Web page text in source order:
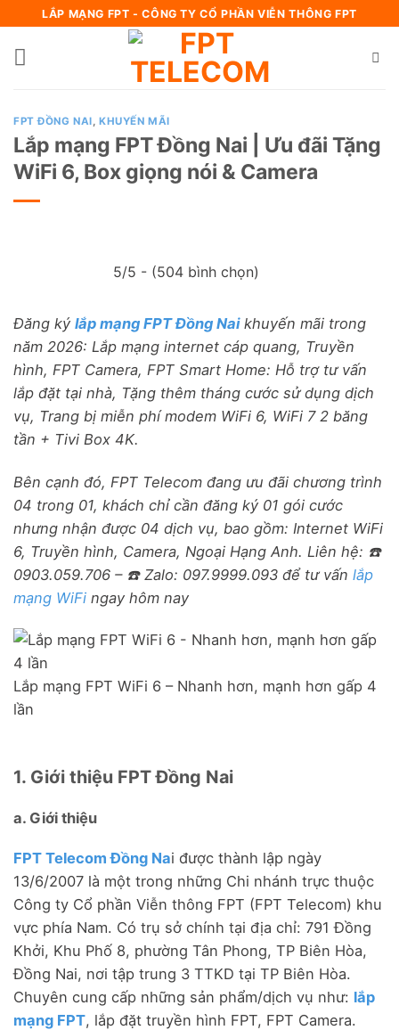
LẮP MẠNG FPT - CÔNG TY CỔ PHẦN VIỄN THÔNG FPT
FPT ĐỒNG NAI,KHUYẾN MÃI
Lắp mạng FPT Đồng Nai | Ưu đãi Tặng
WiFi 6, Box giọng nói & Camera
5/5 - (504 bình chọn)
Đăng ký lắp mạng FPT Đồng Naikhuyến mãi trong
năm 2026: Lắp mạng internet cáp quang, Truyền
hình, FPT Camera, FPT Smart Home: Hỗ trợ tư vấn
lắp đặt tại nhà, Tặng thêm tháng cước sử dụng dịch
vụ, Trang bị miễn phí modem WiFi 6, WiFi 7 2 băng
tần + Tivi Box 4K.
Bên cạnh đó, FPT Telecom đang ưu đãi chương trình
04 trong 01, khách chỉ cần đăng ký 01 gói cước
nhưng nhận được 04 dịch vụ, bao gồm: Internet WiFi
6, Truyền hình, Camera, Ngoại Hạng Anh. Liên hệ: ☎️
0903.059.706 – ☎️ Zalo: 097.9999.093 để tư vấn lắp
mạng WiFi ngay hôm nay
Lắp mạng FPT WiFi 6 – Nhanh hơn, mạnh hơn gấp 4
lần
1. Giới thiệu FPT Đồng Nai
a. Giới thiệu
FPT Telecom Đồng Nai được thành lập ngày
13/6/2007 là một trong những Chi nhánh trực thuộc
Công ty Cổ phần Viễn thông FPT (FPT Telecom) khu
vực phía Nam. Có trụ sở chính tại địa chỉ: 791 Đồng
Khởi, Khu Phố 8, phường Tân Phong, TP Biên Hòa,
Đồng Nai, nơi tập trung 3 TTKD tại TP Biên Hòa.
Chuyên cung cấp những sản phẩm/dịch vụ như: lắp
mạng FPT, lắp đặt truyền hình FPT, FPT Camera.